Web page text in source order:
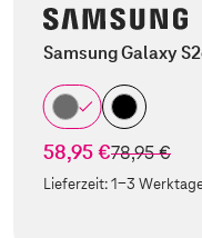
Samsung Galaxy
58,95 €statt
78,95 €
Lieferzeit:1-3